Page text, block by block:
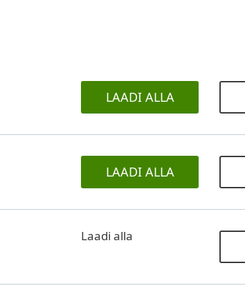
LAADI ALLA
LAADI ALLA
Laadi alla